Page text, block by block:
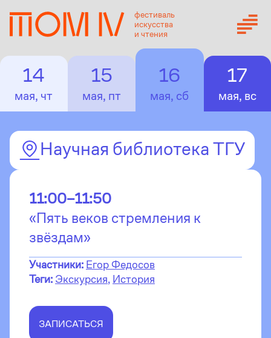
фестиваль
искусства
и чтения
14
мая, чт
15
мая, пт
16
мая, сб
17
мая, вс
Научная библиотека ТГУ
«Пять веков стремления к
звёздам»
11:00–11:50
Участники: Егор Федосов
Теги: Экскурсия, История
ЗАПИСАТЬСЯ